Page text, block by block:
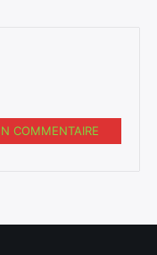
COMMENTAIRE